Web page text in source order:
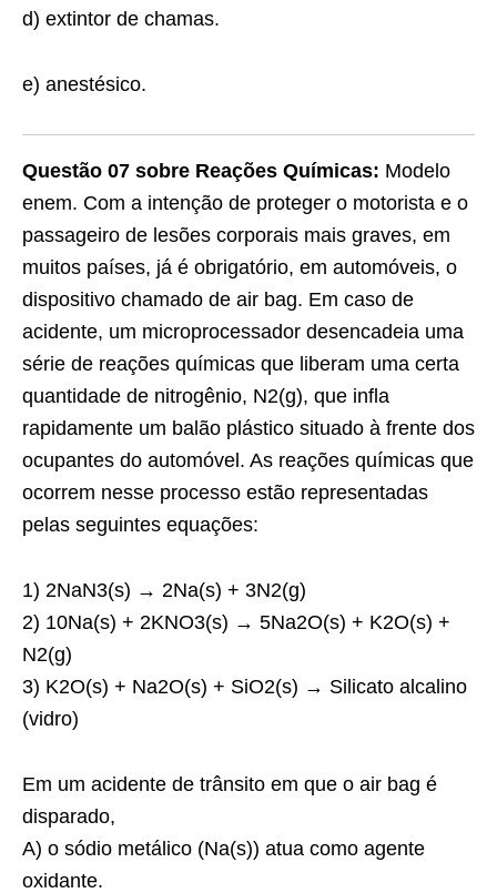
d) extintor de chamas.
e) anestésico.
Questão 07 sobre Reações Químicas: Modelo
enem. Com a intenção de proteger o motorista e o
passageiro de lesões corporais mais graves, em
muitos países, já é obrigatório, em automóveis, o
dispositivo chamado de air bag. Em caso de
acidente, um microprocessador desencadeia uma
série de reações químicas que liberam uma certa
quantidade de nitrogênio, N2(g), que infla
rapidamente um balão plástico situado à frente dos
ocupantes do automóvel. As reações químicas que
ocorrem nesse processo estão representadas
pelas seguintes equações:
1) 2NaN3(s) → 2Na(s) + 3N2(g)
2) 10Na(s) + 2KNO3(s) → 5Na2O(s) + K2O(s) +
N2(g)
3) K2O(s) + Na2O(s) + SiO2(s) → Silicato alcalino
(vidro)
Em um acidente de trânsito em que o air bag é
disparado,
A) o sódio metálico (Na(s)) atua como agente
oxidante.